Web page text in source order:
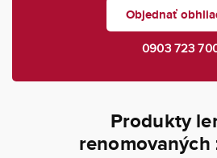
Objednať
0903 723
Produkty
renomovaných